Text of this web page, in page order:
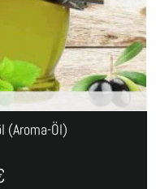
(Aroma-Öl)